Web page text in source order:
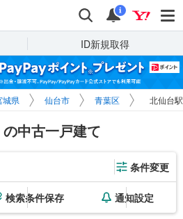
検索 通知
i
ID新規取得
城県 仙台市 青葉区 北仙台
中古一戸建て
条件変更
検索条件保存 通知設定